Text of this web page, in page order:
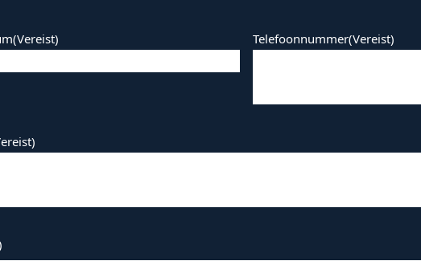
(Vereist) Telefoonnummer(Vereist)